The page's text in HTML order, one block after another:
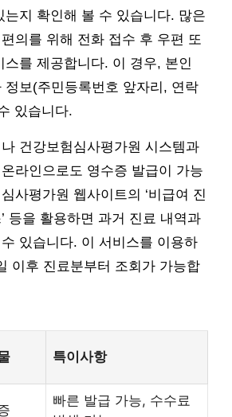
는지 확인해 볼 수 있습니다. 많은
의를 위해 전화 접수 후 우편 또
스를 제공합니다. 이 경우, 본인
정보(주민등록번호 앞자리, 연락
있습니다.
건강보험심사평가원 시스템과
라인으로도 영수증 발급이 가능
사평가원 웹사이트의 ‘비급여 진
등을 활용하면 과거 진료 내역과
있습니다. 이 서비스를 이용하
이후 진료분부터 조회가 가능합
특이사항
빠른 발급 가능, 수수료